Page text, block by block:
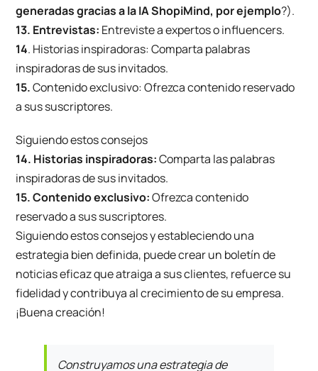
generadas gracias a la IA ShopiMind, por ejemplo?).
13. Entrevistas: Entreviste a expertos o influencers.
14. Historias inspiradoras: Comparta palabras
inspiradoras de sus invitados.
15.Contenido exclusivo: Ofrezca contenido reservado
a sus suscriptores.
Siguiendo estos consejos
14. Historias inspiradoras:Comparta las palabras
inspiradoras de sus invitados.
15. Contenido exclusivo:Ofrezca contenido
reservado a sus suscriptores.
Siguiendo estos consejos y estableciendo una
estrategia bien definida, puede crear un boletín de
noticias eficaz que atraiga a sus clientes, refuerce su
fidelidad y contribuya al crecimiento de su empresa.
¡Buena creación!
Construyamos una estrategia de